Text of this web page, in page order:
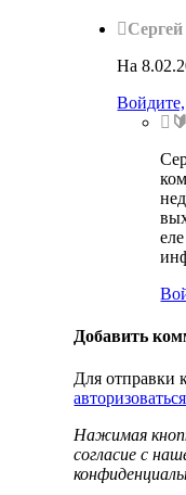
Сергей
На
Добавить
Для отправки
авторизоваться
Нажимая
согласие с